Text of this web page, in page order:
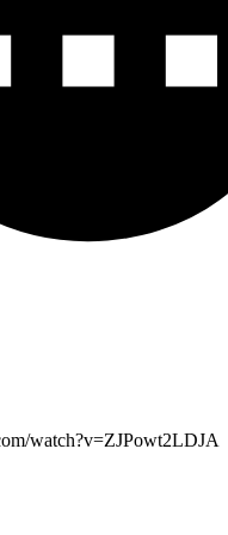
watch?v=ZJPowt2LDJA